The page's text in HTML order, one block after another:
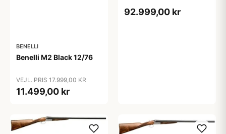
BENELLI
Benelli M2 Black 12/76
VEJL. PRIS 17.999,00 KR
11.499,00 kr
92.999,00 kr